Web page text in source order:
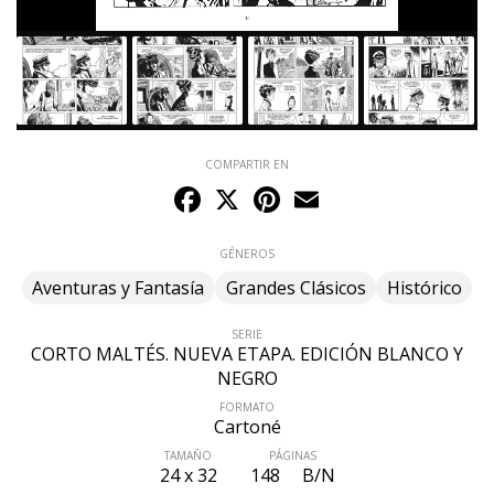
COMPARTIR EN
Facebook
X Pinterest
GÉNEROS
Aventuras y Fantasía Grandes Clásicos Histórico
SERIE
CORTO MALTÉS. NUEVA ETAPA. EDICIÓN BLANCO Y
NEGRO
FORMATO
Cartoné
TAMAÑO
24 x 32
PÁGINAS
148 B/N